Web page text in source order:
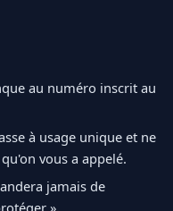
au numéro inscrit au
à usage unique et ne
vous a appelé.
jamais de
».